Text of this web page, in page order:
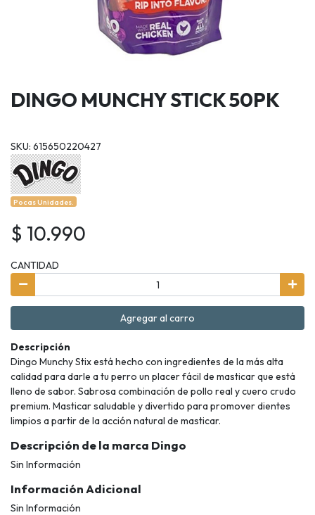
DINGO MUNCHY STICK 50PK
SKU: 615650220427
Pocas Unidades.
$ 10.990
CANTIDAD
Agregar al carro
Descripción
Dingo Munchy Stix está hecho con ingredientes de la más alta
calidad para darle a tu perro un placer fácil de masticar que está
lleno de sabor. Sabrosa combinación de pollo real y cuero crudo
premium. Masticar saludable y divertido para promover dientes
limpios a partir de la acción natural de masticar.
Descripción de la marca Dingo
Sin Información
Información Adicional
Sin Información